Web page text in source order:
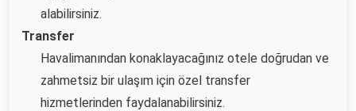
alabilirsiniz.
Transfer
Havalimanından konaklayacağınız otele doğrudan ve
zahmetsiz bir ulaşım için özel transfer
hizmetlerinden faydalanabilirsiniz.